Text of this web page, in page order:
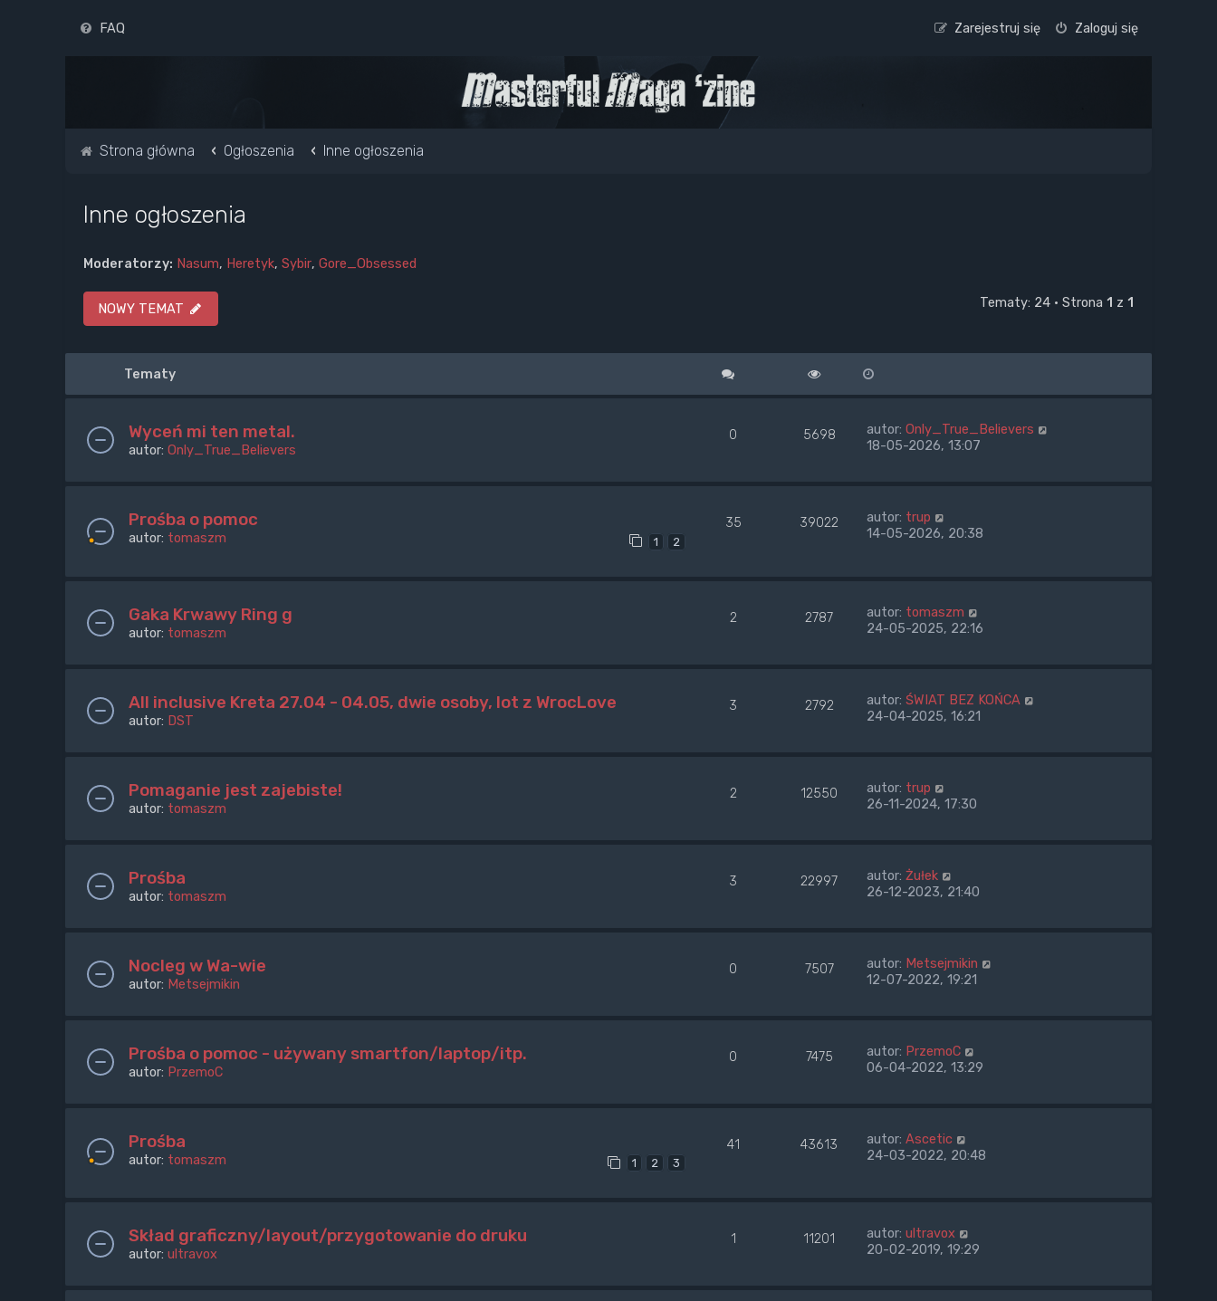
FAQ Zaloguj się
Zarejestruj się
Strona główna Ogłoszenia Inne ogłoszenia
Inne ogłoszenia
Moderatorzy: Nasum, Heretyk, Sybir, Gore_Obsessed
NOWY TEMAT Tematy: 24 • Strona 1 z 1
Tematy
Wyceń mi ten metal.
autor: Only_True_Believers
0 5698 autor: Only_True_Believers
18-05-2026, 13:07
Prośba o pomoc
autor: tomaszm 1 2
35 39022 autor: trup
14-05-2026, 20:38
Gaka Krwawy Ring g
autor: tomaszm
2 2787 autor: tomaszm
24-05-2025, 22:16
All inclusive Kreta 27.04 - 04.05, dwie osoby, lot z WrocLove
autor: DST
3 2792 autor: ŚWIAT BEZ KOŃCA
24-04-2025, 16:21
Pomaganie jest zajebiste!
autor: tomaszm
2 12550 autor: trup
26-11-2024, 17:30
Prośba
autor: tomaszm
3 22997 autor: Żułek
26-12-2023, 21:40
Nocleg w Wa-wie
autor: Metsejmikin
0 7507 autor: Metsejmikin
12-07-2022, 19:21
Prośba o pomoc - używany smartfon/laptop/itp.
autor: PrzemoC
0 7475 autor: PrzemoC
06-04-2022, 13:29
Prośba
autor: tomaszm 1 2 3
41 43613 autor: Ascetic
24-03-2022, 20:48
Skład graficzny/layout/przygotowanie do druku
autor: ultravox
1 11201 autor: ultravox
20-02-2019, 19:29